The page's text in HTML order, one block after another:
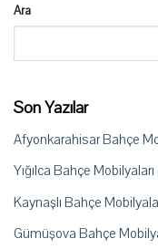
Ara
Son Yazılar
Afyonkarahisar Bahçe
Yığılca Bahçe Mobilyaları
Kaynaşlı Bahçe
Gümüşova Bahçe